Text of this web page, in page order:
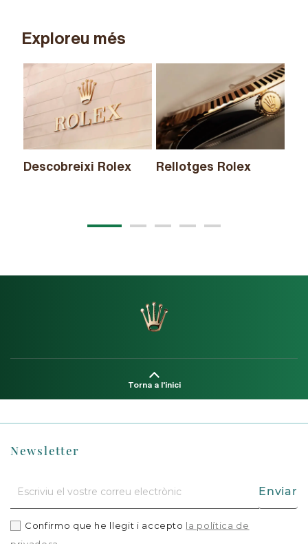
Exploreu més
Descobreixi Rolex Rellotges Rolex
Torna a l'inici
Newsletter
Enviar
Confirmo que he llegit i accepto la política de